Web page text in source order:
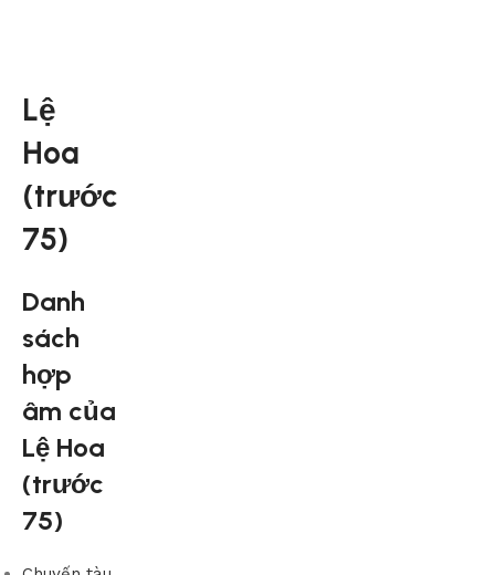
Lệ
Hoa
(trước
75)
Danh
sách
hợp
âm của
Lệ Hoa
(trước
75)